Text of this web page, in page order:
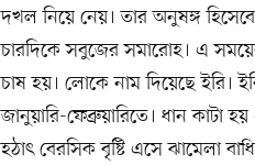
দখল নিয়ে নেয়। তার অনুষঙ্গ
চারদিকে সবুজের সমারোহ। এ
চাষ হয়। লোকে নাম দিয়েছে ইরি।
জানুয়ারি-ফেব্রুয়ারিতে। ধান কাটা
হঠাৎ বেরসিক বৃষ্টি এসে ঝামেলা